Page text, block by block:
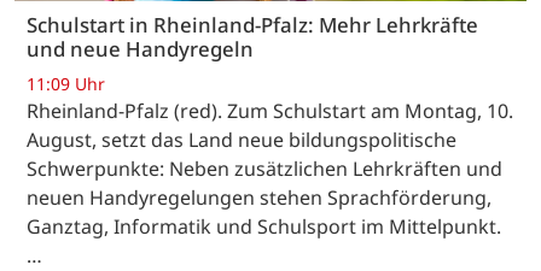
Schulstart in Rheinland-Pfalz: Mehr Lehrkräfte
und neue Handyregeln
11:09 Uhr
Rheinland-Pfalz (red). Zum Schulstart am Montag, 10.
August, setzt das Land neue bildungspolitische
Schwerpunkte: Neben zusätzlichen Lehrkräften und
neuen Handyregelungen stehen Sprachförderung,
Ganztag, Informatik und Schulsport im Mittelpunkt.
…